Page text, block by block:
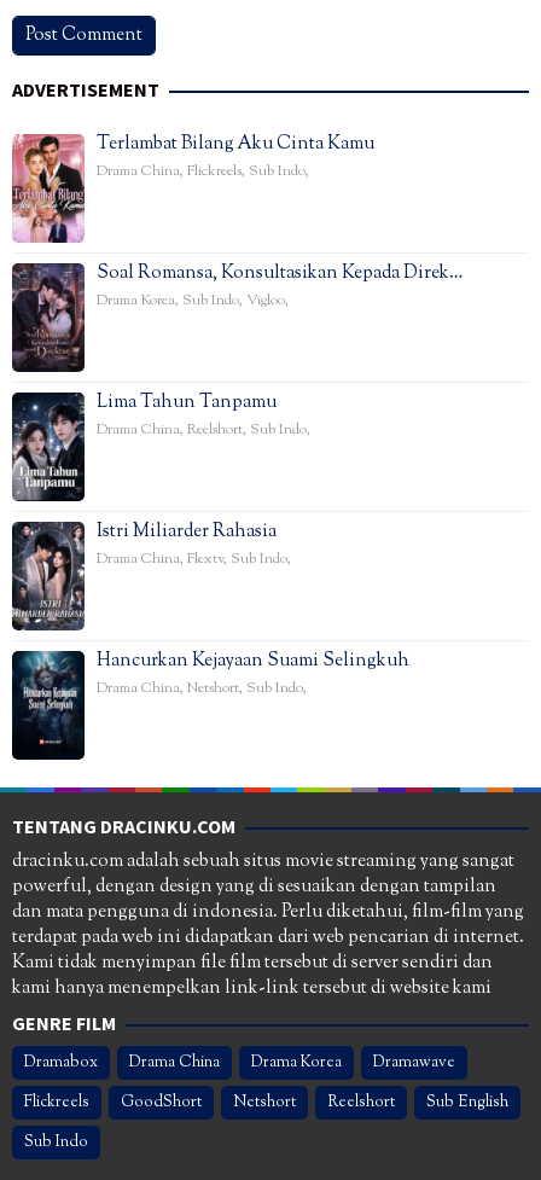
ADVERTISEMENT
Terlambat Bilang Aku Cinta Kamu
Drama China, Flickreels, Sub Indo,
Soal Romansa, Konsultasikan Kepada Direk…
Drama Korea, Sub Indo, Vigloo,
Lima Tahun Tanpamu
Drama China, Reelshort, Sub Indo,
Istri Miliarder Rahasia
Drama China, Flextv, Sub Indo,
Hancurkan Kejayaan Suami Selingkuh
Drama China, Netshort, Sub Indo,
TENTANG DRACINKU.COM
dracinku.com adalah sebuah situs movie streaming yang sangat
powerful, dengan design yang di sesuaikan dengan tampilan
dan mata pengguna di indonesia. Perlu diketahui, film-film yang
terdapat pada web ini didapatkan dari web pencarian di internet.
Kami tidak menyimpan file film tersebut di server sendiri dan
kami hanya menempelkan link-link tersebut di website kami
GENRE FILM
Dramabox Drama China Drama Korea
Dramawave
Flickreels
GoodShort Netshort Reelshort
Sub English
Sub Indo